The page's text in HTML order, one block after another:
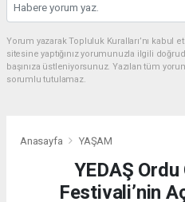
Yorum yazarak Topluluk Kuralları’nı
sitesine yaptığınız yorumunuzla ilgili
başınıza üstleniyorsunuz. Yazılan tüm
sorumlu tutulamaz.
Anasayfa YAŞAM
YEDAŞ
Festivali’nin